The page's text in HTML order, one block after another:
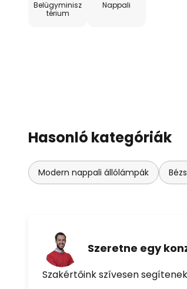
Belügyminisz
térium
Nappali
Hasonló kategóriák
Modern nappali állólámpák
Szeretne egy
Szakértőink szívesen